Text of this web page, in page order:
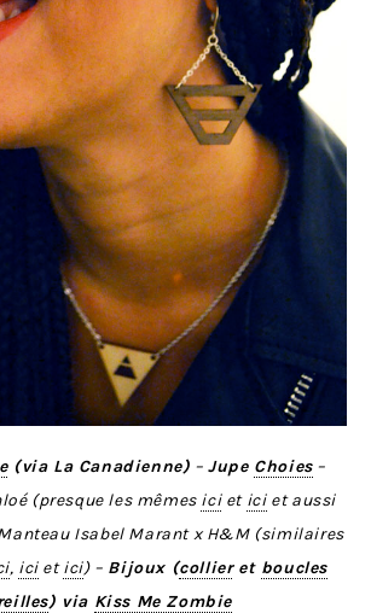
(via La Canadienne) –Jupe Choies–
(presque les mêmes iciet iciet aussi
Isabel Marant x H&M (similaires
, icietici) – Bijoux (collieret boucles
) via Kiss Me Zombie